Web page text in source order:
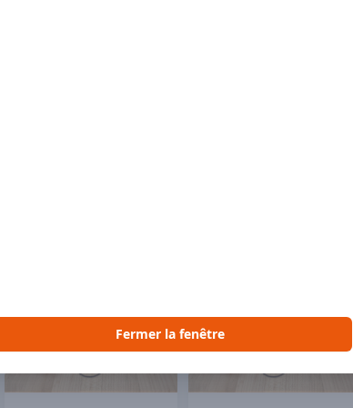
Fermer la fenêtre